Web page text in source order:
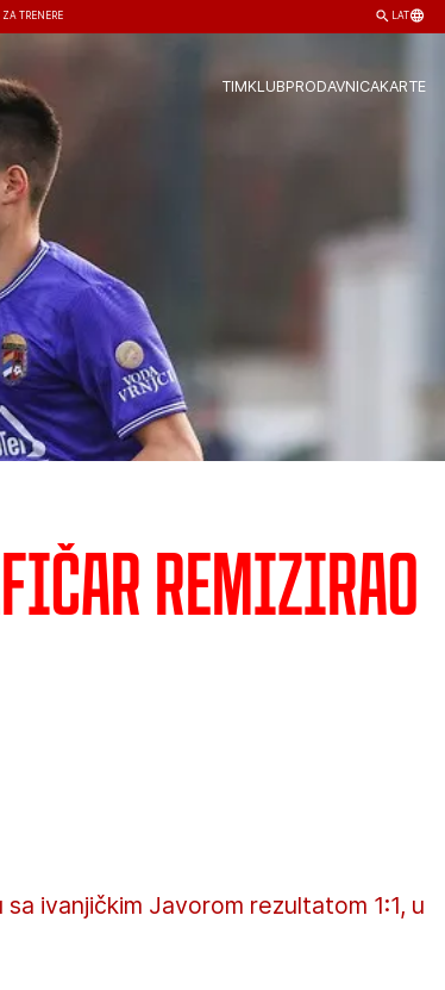
TRENERE LAT
TIMKLUBPRODAVNICAKARTE
remizirao
ivanjičkim Javorom rezultatom 1:1, u